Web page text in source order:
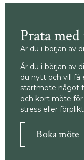
Prata
Är du i början av
Är du i början av
du nytt och vill få
startmöte något
och kort möte för
stress eller
Boka möte